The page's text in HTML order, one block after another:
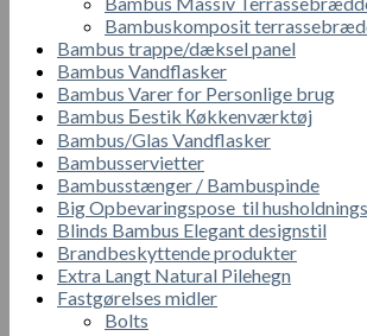
Bambuskomposit
Bambus trappe/dæksel panel
Bambus Vandflasker
Bambus Varer for Personlige brug
Bambus Бestik Кøkkenværktøj
Bambus/Glas Vandflasker
Bambusservietter
Bambusstænger / Bambuspinde
Big Opbevaringspose til
Blinds Bambus Elegant designstil
Brandbeskyttende produkter
Extra Langt Natural Pilehegn
Fastgørelses midler
Bolts